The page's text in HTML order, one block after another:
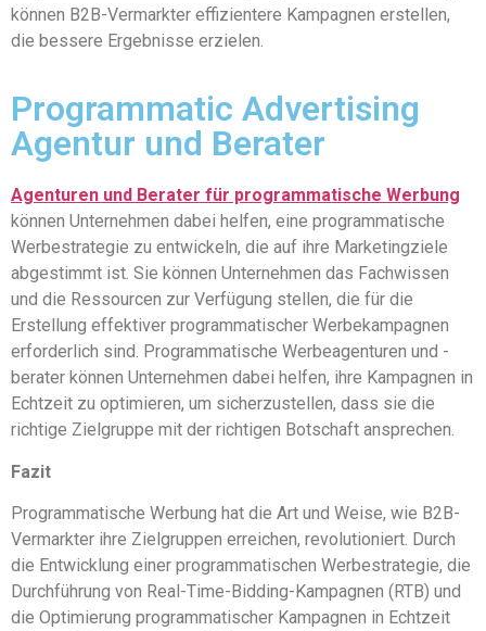
können B2B-Vermarkter effizientere Kampagnen erstellen,
die bessere Ergebnisse erzielen.
Programmatic Advertising
Agentur und Berater
Agenturen und Berater für programmatische Werbung
können Unternehmen dabei helfen, eine programmatische
Werbestrategie zu entwickeln, die auf ihre Marketingziele
abgestimmt ist. Sie können Unternehmen das Fachwissen
und die Ressourcen zur Verfügung stellen, die für die
Erstellung effektiver programmatischer Werbekampagnen
erforderlich sind. Programmatische Werbeagenturen und -
berater können Unternehmen dabei helfen, ihre Kampagnen in
Echtzeit zu optimieren, um sicherzustellen, dass sie die
richtige Zielgruppe mit der richtigen Botschaft ansprechen.
Fazit
Programmatische Werbung hat die Art und Weise, wie B2B-
Vermarkter ihre Zielgruppen erreichen, revolutioniert. Durch
die Entwicklung einer programmatischen Werbestrategie, die
Durchführung von Real-Time-Bidding-Kampagnen (RTB) und
die Optimierung programmatischer Kampagnen in Echtzeit